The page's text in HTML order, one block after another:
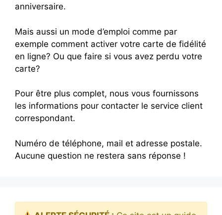
anniversaire.
Mais aussi un mode d’emploi comme par
exemple comment activer votre carte de fidélité
en ligne? Ou que faire si vous avez perdu votre
carte?
Pour être plus complet, nous vous fournissons
les informations pour contacter le service client
correspondant.
Numéro de téléphone, mail et adresse postale.
Aucune question ne restera sans réponse !